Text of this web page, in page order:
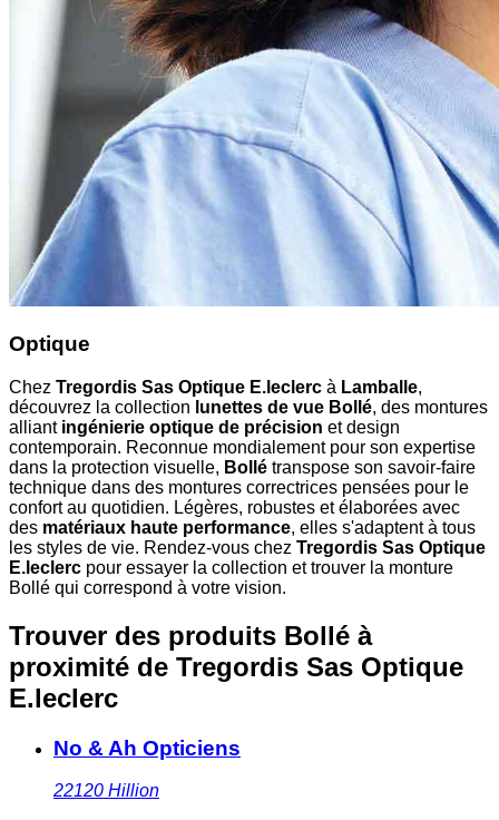
Optique
Chez Tregordis Sas Optique E.leclerc à Lamballe,
découvrez la collection lunettes de vue Bollé, des montures
alliant ingénierie optique de précision et design
contemporain. Reconnue mondialement pour son expertise
dans la protection visuelle, Bollé transpose son savoir-faire
technique dans des montures correctrices pensées pour le
confort au quotidien. Légères, robustes et élaborées avec
des matériaux haute performance, elles s'adaptent à tous
les styles de vie. Rendez-vous chez Tregordis Sas Optique
E.leclerc pour essayer la collection et trouver la monture
Bollé qui correspond à votre vision.
Trouver des produits Bollé à
proximité de Tregordis Sas Optique
E.leclerc
No & Ah Opticiens
22120 Hillion